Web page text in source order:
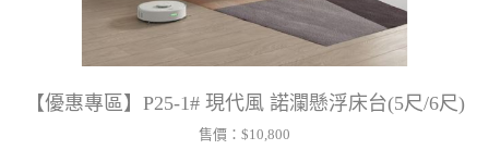
【優惠專區】P25-1# 現代風 諾瀾懸浮床台(5尺/6尺)
售價： $10,800